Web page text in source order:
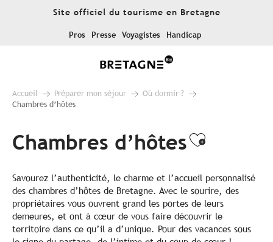
Site officiel du tourisme en Bretagne
Pros Presse Voyagistes Handicap
Accueil Préparer mon séjour
Où dormir ?
Chambres d’hôtes
Chambres d’hôtesAjouter
Savourez l’authenticité, le charme et l’accueil personnalisé
des chambres d’hôtes de Bretagne. Avec le sourire, des
propriétaires vous ouvrent grand les portes de leurs
demeures, et ont à cœur de vous faire découvrir le
territoire dans ce qu’il a d’unique. Pour des vacances sous